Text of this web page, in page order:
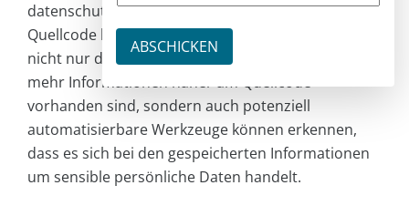
datenschutzrelevante Metainformationen direkt im
Quellcode hinzufügen und nutzen. Dadurch wird
nicht nur das Entwicklungsteam unterstützt, indem
mehr Informationen näher am Quellcode
vorhanden sind, sondern auch potenziell
automatisierbare Werkzeuge können erkennen,
dass es sich bei den gespeicherten Informationen
um sensible persönliche Daten handelt.